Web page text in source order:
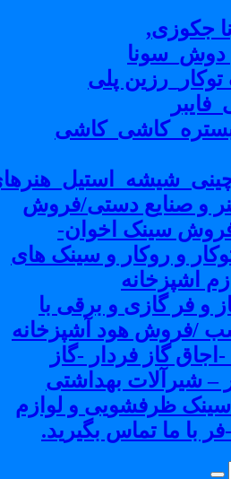
جکوزی,
پلی
و صنایع دستی/فروش
سینک اخوان-
و روکار و سینک های
اشپزخانه
فر گازی و برقی با
/فروش هود آشپزخانه
گاز فردار -گاز
شیرآلات بهداشتی
ظرفشویی و لوازم
با ما تماس بگیرید.